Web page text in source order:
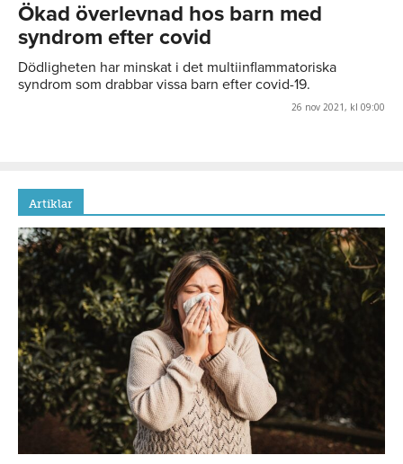
Ökad överlevnad hos barn med
syndrom efter covid
Dödligheten har minskat i det multiinflammatoriska
syndrom som drabbar vissa barn efter covid-19.
26 nov 2021, kl 09:00
Artiklar